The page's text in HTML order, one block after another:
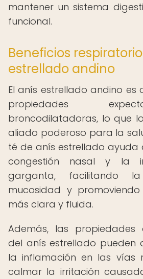
mantener un sistema
funcional.
Beneficios
estrellado andino
El anís estrellado andino es
propiedades
broncodilatadoras, lo que
aliado poderoso para la
té de anís estrellado ayuda
congestión nasal y la
garganta, facilitando
mucosidad y
más clara y fluida.
Además, las propiedades
del anís estrellado pueden
la inflamación en las vías
calmar la irritación